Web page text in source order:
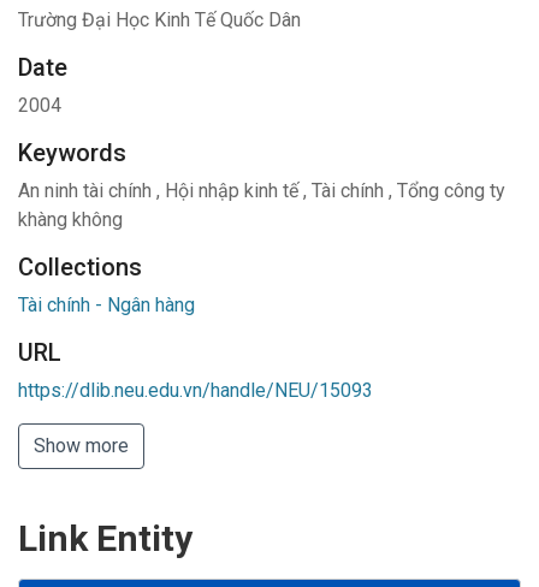
Trường Đại Học Kinh Tế Quốc Dân
Date
2004
Keywords
An ninh tài chính , Hội nhập kinh tế, Tài chính , Tổng công ty
khàng không
Collections
Tài chính - Ngân hàng
URL
https://dlib.neu.edu.vn/handle/NEU/15093
Show more
Link Entity